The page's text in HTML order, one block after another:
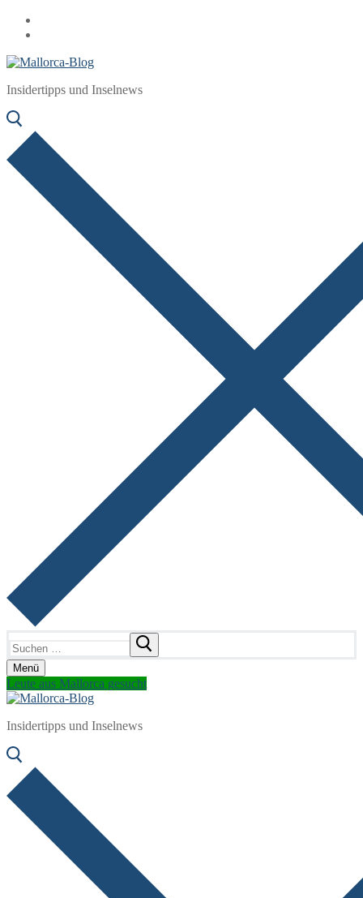
Zum
Inhalt
Menü
Schließen
Insidertipps und Inselnews
nach:
Menü
Leute aus Mallorca gesucht
Insidertipps und Inselnews